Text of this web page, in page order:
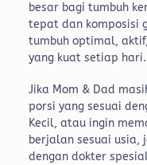
besar bagi tumbuh
tepat dan komposisi
tumbuh optimal,
yang kuat setiap hari.
Jika Mom & Dad
porsi yang sesuai
Kecil, atau ingin
berjalan sesuai usia,
dengan dokter